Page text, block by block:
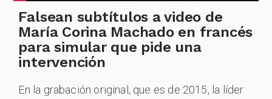
Falsean subtítulos a video de
María Corina Machado en francés
para simular que pide una
intervención
En la grabación original, que es de 2015, la líder